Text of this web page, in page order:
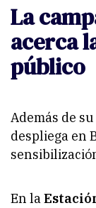
La
acerca
público
Además de
despliega en
En la